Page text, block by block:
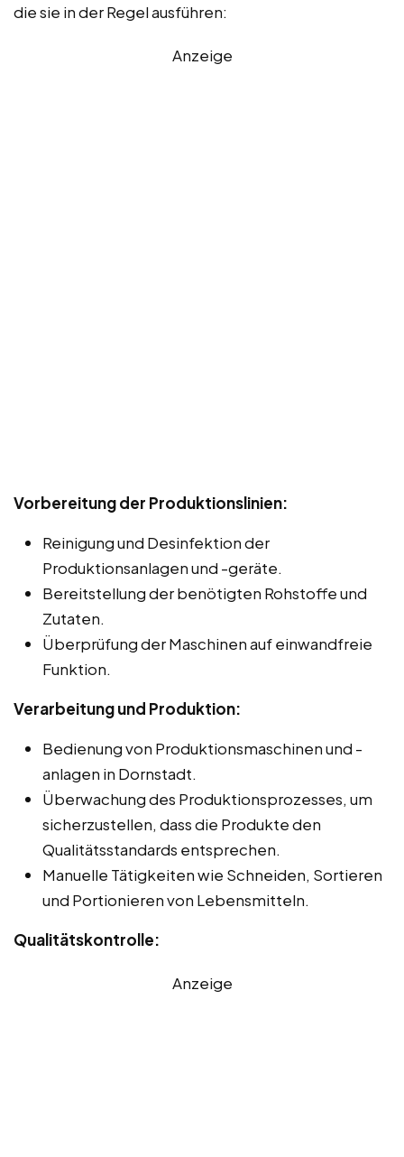
die sie in der Regel ausführen:
Anzeige
Vorbereitung der Produktionslinien:
Reinigung und Desinfektion der
Produktionsanlagen und -geräte.
Bereitstellung der benötigten Rohstoffe und
Zutaten.
Überprüfung der Maschinen auf einwandfreie
Funktion.
Verarbeitung und Produktion:
Bedienung von Produktionsmaschinen und -
anlagen in Dornstadt.
Überwachung des Produktionsprozesses, um
sicherzustellen, dass die Produkte den
Qualitätsstandards entsprechen.
Manuelle Tätigkeiten wie Schneiden, Sortieren
und Portionieren von Lebensmitteln.
Qualitätskontrolle:
Anzeige